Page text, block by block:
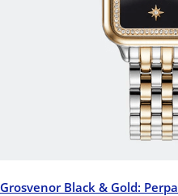
Grosvenor Black & Gold: